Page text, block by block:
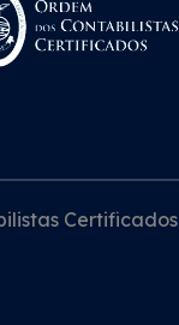
Certificados